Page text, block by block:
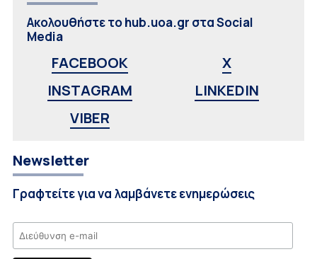
Ακολουθήστε το hub.uoa.gr στα Social
Media
FACEBOOK
X
INSTAGRAM
LINKEDIN
VIBER
Newsletter
Γραφτείτε για να λαμβάνετε ενημερώσεις